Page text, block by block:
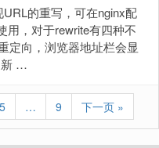
的重写，可在nginx配
用，对于rewrite有四种不
定向，浏览器地址栏会显
新 …
5 … 9 下一页 »